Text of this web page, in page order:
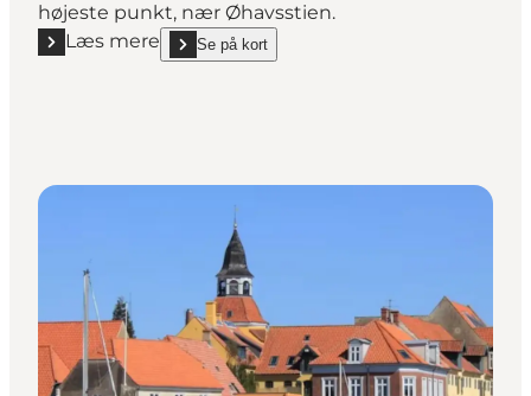
højeste punkt, nær Øhavsstien.
Læs mere
Læs mere "Ferielejlighed i Haastrup"
Se på kort
show Ferielejlighed i Haastrup on_map